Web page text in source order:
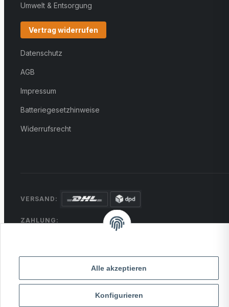
Alle akzeptieren
Konfigurieren
Umwelt & Entsorgung
Vertrag widerrufen
Datenschutz
AGB
Impressum
Batteriegesetzhinweise
Widerrufsrecht
VERSAND:
ZAHLUNG:
MasterCard
* Alle Preise inkl. gesetzlicher USt., zzgl.Versand